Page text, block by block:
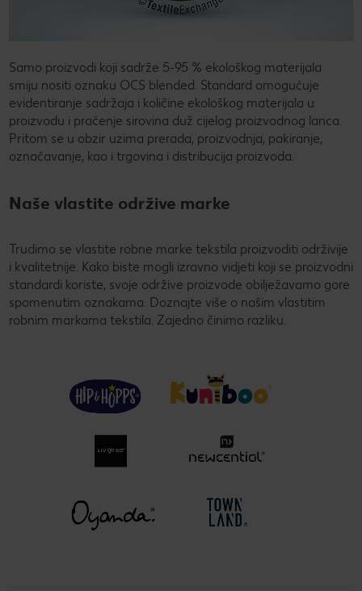
Samo proizvodi koji sadrže 5-95 % ekološkog materijala
smiju nositi oznaku OCS blended. Standard omogućuje
evidentiranje sadržaja i količine ekološkog materijala u
proizvodu i praćenje sirovina duž cijelog proizvodnog lanca.
Pritom se u obzir uzima prerada, proizvodnja, pakiranje,
označavanje, kao i trgovina i distribucija proizvoda.
Naše vlastite održive marke
Trudimo se vlastite robne marke tekstila proizvoditi održivije
i kvalitetnije. Kako biste mogli izravno vidjeti koji se proizvodni
standardi koriste, svoje održive proizvode obilježavamo gore
spomenutim oznakama. Doznajte više o našim vlastitim
robnim markama tekstila. Zajedno činimo razliku.